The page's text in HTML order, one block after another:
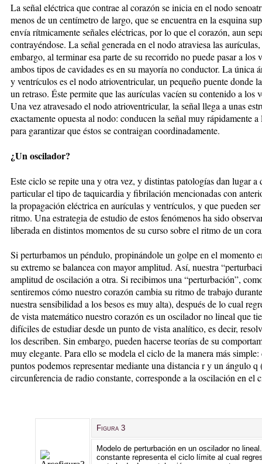
La señal eléctrica que contrae al corazón se inicia en el nodo
menos de un centímetro de largo, que se encuentra en la esquina
envía rítmicamente señales eléctricas, por lo que el corazón, aun
contrayéndose. La señal generada en el nodo atraviesa las
embargo, al terminar esa parte de su recorrido no puede pasar a
ambos tipos de cavidades es en su mayoría no conductor. La única
y ventrículos es el nodo atrioventricular, un pequeño puente donde
un retraso. Éste permite que las aurículas vacíen su contenido a los
Una vez atravesado el nodo atrioventricular, la señal llega a unas
exactamente opuesta al nodo: conducen la señal muy rápidamente
para garantizar que éstos se contraigan coordinadamente.
¿Un oscilador?
Este ciclo se repite una y otra vez, y distintas patologías dan lugar a
particular el tipo de taquicardia y fibrilación mencionadas con
la propagación eléctrica en aurículas y ventrículos, y que pueden
ritmo. Una estrategia de estudio de estos fenómenos ha sido
liberada en distintos momentos de su curso sobre el ritmo de un
Si perturbamos un péndulo, propinándole un golpe en el momento
su extremo se balancea con mayor amplitud. Así, nuestra
amplitud de oscilación a otra. Si recibimos una “perturbación”,
sentiremos cómo nuestro corazón cambia su ritmo de trabajo
nuestra sensibilidad a los besos es muy alta), después de lo cual
de vista matemático nuestro corazón es un oscilador no lineal que
difíciles de estudiar desde un punto de vista analítico, es decir,
los describen. Sin embargo, pueden hacerse teorías de su
muy elegante. Para ello se modela el ciclo de la manera más
puntos podemos representar mediante una distancia r y un ángulo q
circunferencia de radio constante, corresponde a la oscilación en el
Figura 3
Modelo de perturbación en un oscilador no
constante representa el ciclo límite al cual